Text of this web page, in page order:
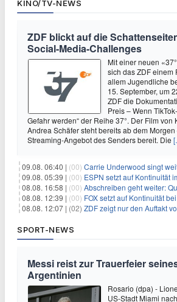
KINO/TV-NEWS
ZDF blickt auf die
Social-Media-Challenges
Mit einer neuen
sich das ZDF einem
allem Jugendliche
15. September, um
ZDF die
Preis – Wenn
Gefahr werden“ der Reihe 37°. Der Film von
Andrea Schäfer steht bereits ab dem
Streaming-Angebot des Senders bereit. Die
09.08. 06:40 | (00) Carrie Underwood singt
09.08. 05:39 | (00) ESPN setzt auf Kontinuität
08.08. 16:58 | (00) Abschreiben geht weiter:
08.08. 12:39 | (00) FOX setzt auf Kontinuität bei
08.08. 12:07 | (02) ZDF zeigt nur den Auftakt von
SPORT-NEWS
Messi reist zur Trauerfeier
Argentinien
Rosario (dpa) -
US-Stadt Miami